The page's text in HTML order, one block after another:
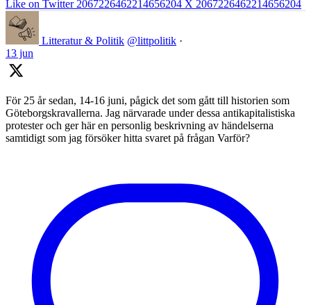
Like on Twitter 2067226462214656204 X 2067226462214656204
Litteratur & Politik @littpolitik ·
13 jun
För 25 år sedan, 14-16 juni, pågick det som gått till historien som
Göteborgskravallerna. Jag närvarade under dessa antikapitalistiska
protester och ger här en personlig beskrivning av händelserna
samtidigt som jag försöker hitta svaret på frågan Varför?